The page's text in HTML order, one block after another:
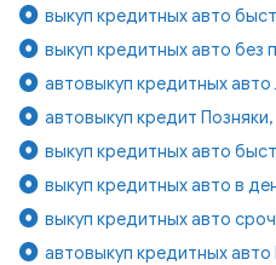
выкуп кредитных авто
выкуп кредитных авто без
автовыкуп кредитных авто
автовыкуп кредит Позняки,
выкуп кредитных авто
выкуп кредитных авто в
выкуп кредитных авто
автовыкуп кредитных